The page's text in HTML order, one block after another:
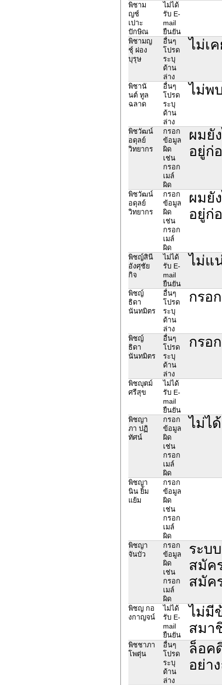
พิชาม
ญช์
เปาะ
ปักษิณ
ไม่ได้
รับ E-
mail
ยืนยัน
พิชามญ
ชุ์ ผ่อง
บุรุษ
อื่นๆ
โปรด
ระบุ
ด้าน
ล่าง
ไม่เ
พิชานั
นต์ ทูล
ฉลาด
อื่นๆ
โปรด
ระบุ
ด้าน
ล่าง
ไม่พ
พิชวัฒน์
อดุลย์
วิทยากร
กรอก
ข้อมูล
ผิด
เช่น
กรอก
เมล์
ผิด
ผมยั
อยู่ก่
พิชวัฒน์
อดุลย์
วิทยากร
กรอก
ข้อมูล
ผิด
เช่น
กรอก
เมล์
ผิด
ผมยั
อยู่ก่
พิชญ์สินี
อังศุชัย
กิจ
ไม่ได้
รับ E-
mail
ยืนยัน
ไม่แ
พิชญ์
ธิดา
นันทมิตร
อื่นๆ
โปรด
ระบุ
ด้าน
ล่าง
กรอ
พิชญ์
ธิดา
นันทมิตร
อื่นๆ
โปรด
ระบุ
ด้าน
ล่าง
กรอ
พิชญุตม์
ศรีสุข
ไม่ได้
รับ E-
mail
ยืนยัน
พิชญา
ภา ปฏิ
ทัศน์
กรอก
ข้อมูล
ผิด
เช่น
กรอก
เมล์
ผิด
ไม่ไ
พิชญา
นิน ยิ้ม
แย้ม
กรอก
ข้อมูล
ผิด
เช่น
กรอก
เมล์
ผิด
พิชญา
จันบัว
กรอก
ข้อมูล
ผิด
เช่น
กรอก
เมล์
ผิด
ระบ
สมัค
สมัค
พิชญ กอ
งกาญจน์
ไม่ได้
รับ E-
mail
ยืนยัน
ไม่มี
สมา
พิชชาภา
โพตุ่น
อื่นๆ
โปรด
ระบุ
ด้าน
ล่าง
ล็อค
อย่า